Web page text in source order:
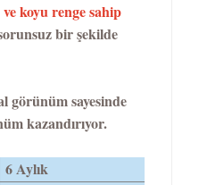
ve koyu renge sahip
bir şekilde
görünüm sayesinde
kazandırıyor.
6 Aylık